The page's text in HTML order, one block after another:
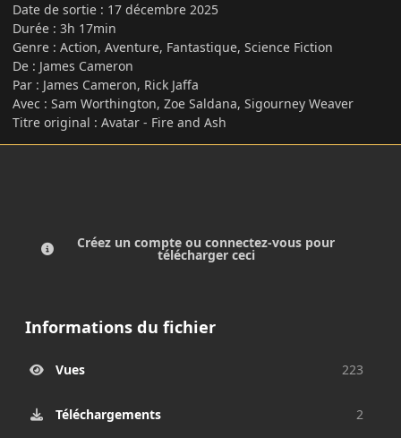
Date de sortie : 17 décembre 2025
Durée : 3h 17min
Genre : Action, Aventure, Fantastique, Science Fiction
De : James Cameron
Par : James Cameron, Rick Jaffa
Avec : Sam Worthington, Zoe Saldana, Sigourney Weaver
Titre original : Avatar - Fire and Ash
Créez un compte ou connectez-vous pour
télécharger ceci
Informations du fichier
Vues 223
Téléchargements 2